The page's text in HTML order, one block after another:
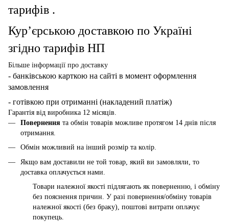
тарифів .
Кур’єрською доставкою по Україні
згідно тарифів НП
Більше інформації про доставку
- банківською карткою на сайті в момент оформлення
замовлення
- готівкою при отриманні (накладений платіж)
Гарантія від виробника 12 місяців.
Повернення та обмін товарів можливе протягом 14 днів після
отримання.
Обмін можливий на інший розмір та колір.
Якщо вам доставили не той товар, який ви замовляли, то
доставка оплачується нами.
Товари належної якості підлягають як поверненню, і обміну
без пояснення причин. У разі повернення/обміну товарів
належної якості (без браку), поштові витрати оплачує
покупець.